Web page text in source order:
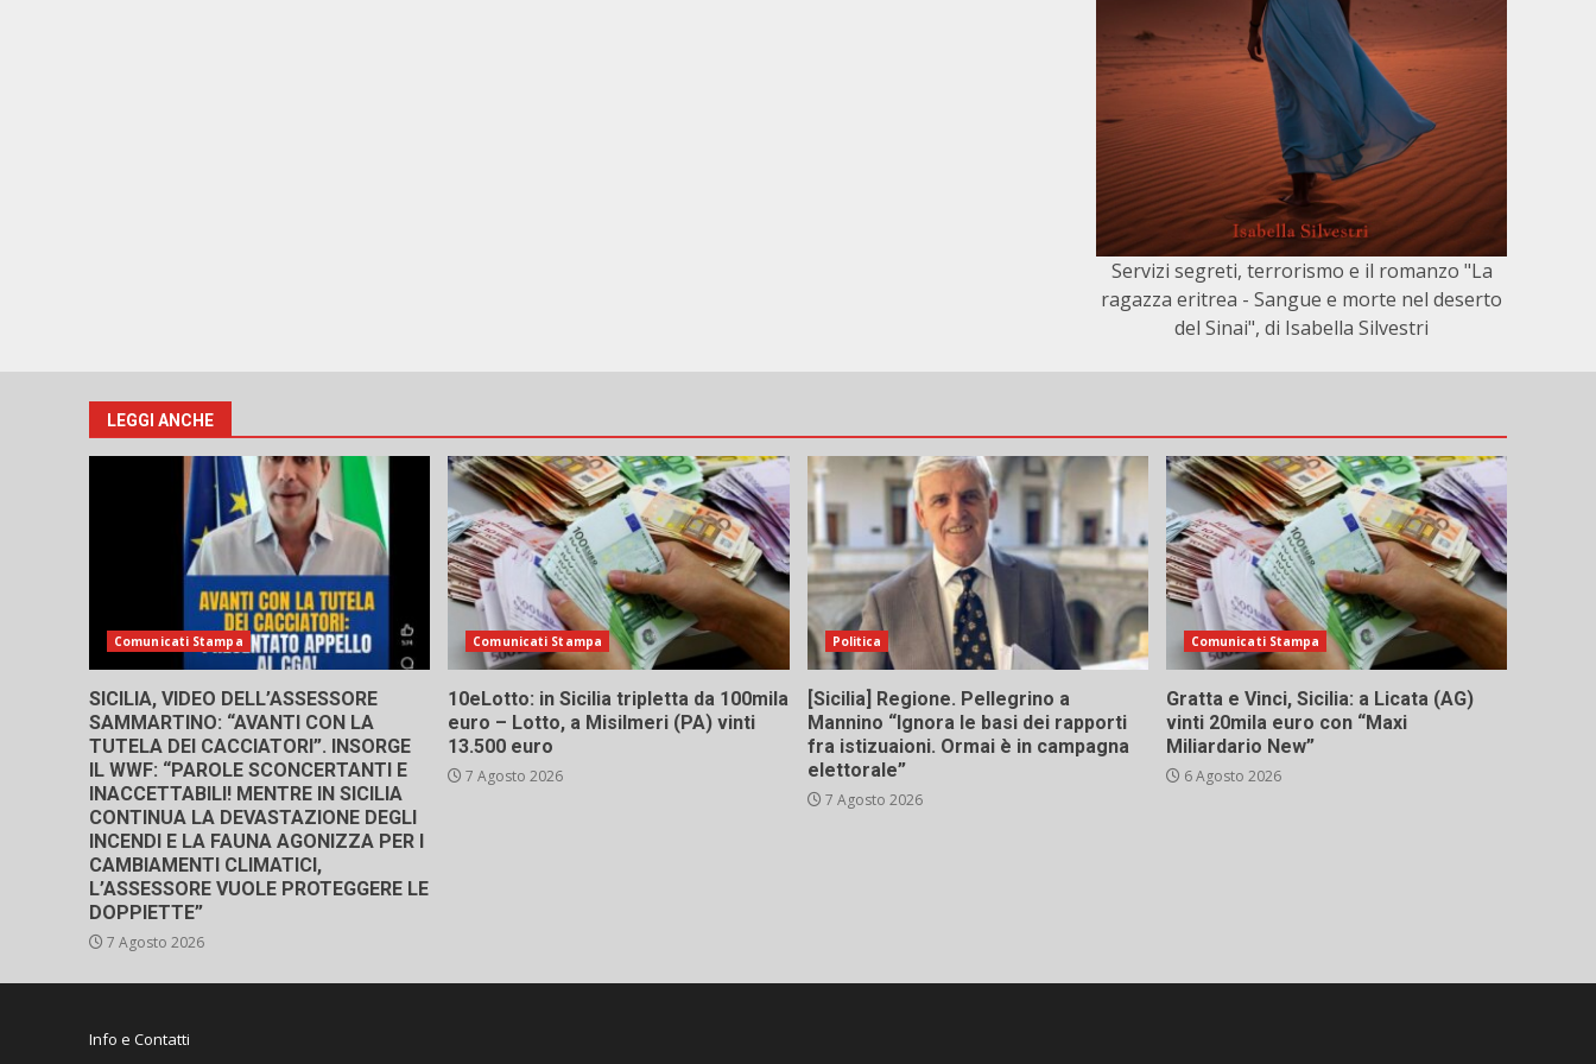
Servizi segreti, terrorismo e il romanzo "La
ragazza eritrea - Sangue e morte nel deserto
del Sinai", di Isabella Silvestri
LEGGI ANCHE
Comunicati Stampa
SICILIA, VIDEO DELL’ASSESSORE
SAMMARTINO: “AVANTI CON LA
TUTELA DEI CACCIATORI”. INSORGE
IL WWF: “PAROLE SCONCERTANTI E
INACCETTABILI! MENTRE IN SICILIA
CONTINUA LA DEVASTAZIONE DEGLI
INCENDI E LA FAUNA AGONIZZA PER I
CAMBIAMENTI CLIMATICI,
L’ASSESSORE VUOLE PROTEGGERE LE
DOPPIETTE”
7 Agosto 2026
Comunicati Stampa
10eLotto: in Sicilia tripletta da 100mila
euro – Lotto, a Misilmeri (PA) vinti
13.500 euro
7 Agosto 2026
Politica
[Sicilia] Regione. Pellegrino a
Mannino “Ignora le basi dei rapporti
fra istizuaioni. Ormai è in campagna
elettorale”
7 Agosto 2026
Comunicati Stampa
Gratta e Vinci, Sicilia: a Licata (AG)
vinti 20mila euro con “Maxi
Miliardario New”
6 Agosto 2026
Info e Contatti